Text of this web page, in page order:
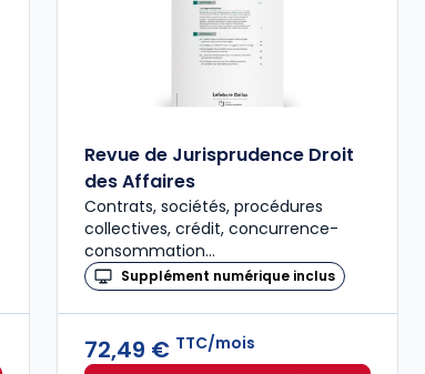
Revue de Jurisprudence Droit
des Affaires
Contrats, sociétés, procédures
collectives, crédit, concurrence-
consommation…
Supplément numérique inclus
72,49 € TTC/mois